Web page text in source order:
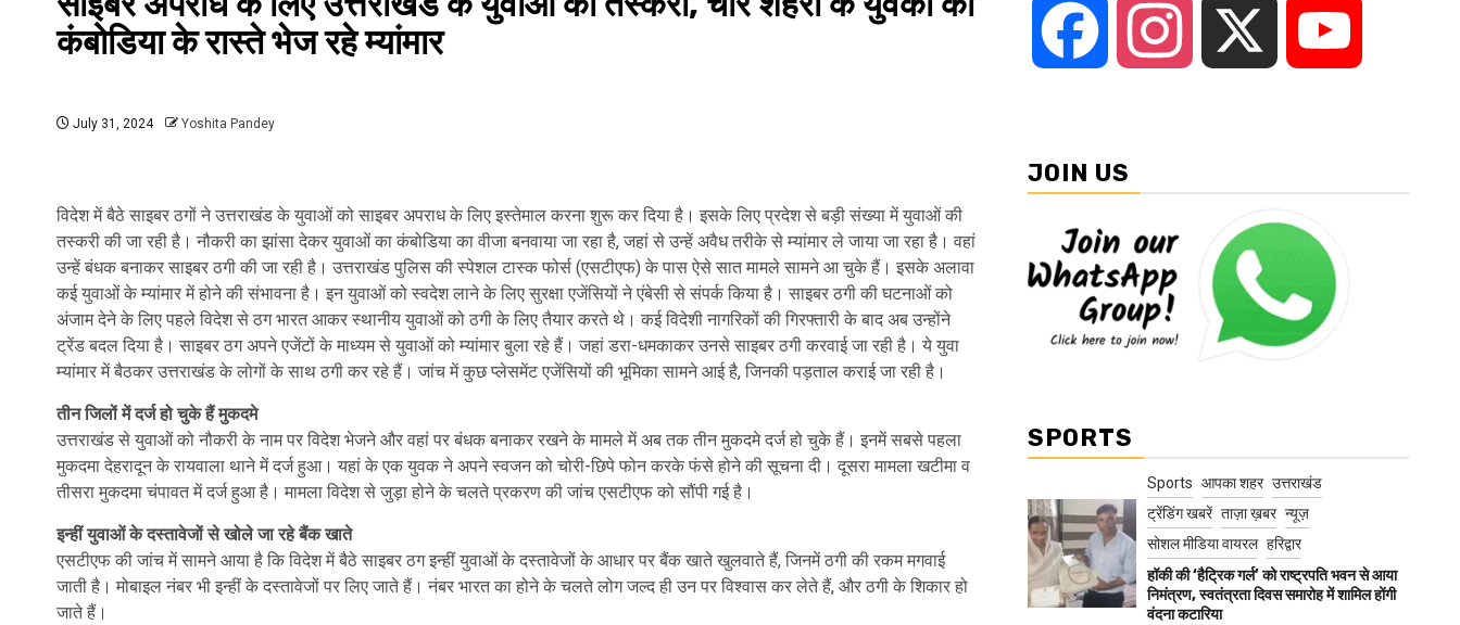
कंबोडिया के रास्ते भेज रहे म्‍यांमार
July 31, 2024 Yoshita Pandey
विदेश में बैठे साइबर ठगों ने उत्तराखंड के युवाओं को साइबर अपराध के लिए इस्तेमाल करना शुरू कर दिया है। इसके लिए प्रदेश से बड़ी संख्या में युवाओं की
तस्करी की जा रही है। नौकरी का झांसा देकर युवाओं का कंबोडिया का वीजा बनवाया जा रहा है, जहां से उन्हें अवैध तरीके से म्यांमार ले जाया जा रहा है। वहां
उन्हें बंधक बनाकर साइबर ठगी की जा रही है। उत्तराखंड पुलिस की स्पेशल टास्क फोर्स (एसटीएफ) के पास ऐसे सात मामले सामने आ चुके हैं। इसके अलावा
कई युवाओं के म्यांमार में होने की संभावना है। इन युवाओं को स्वदेश लाने के लिए सुरक्षा एजेंसियों ने एंबेसी से संपर्क किया है। साइबर ठगी की घटनाओं को
अंजाम देने के लिए पहले विदेश से ठग भारत आकर स्थानीय युवाओं को ठगी के लिए तैयार करते थे। कई विदेशी नागरिकों की गिरफ्तारी के बाद अब उन्होंने
ट्रेंड बदल दिया है। साइबर ठग अपने एजेंटों के माध्यम से युवाओं को म्यांमार बुला रहे हैं। जहां डरा-धमकाकर उनसे साइबर ठगी करवाई जा रही है। ये युवा
म्यांमार में बैठकर उत्तराखंड के लोगों के साथ ठगी कर रहे हैं। जांच में कुछ प्लेसमेंट एजेंसियों की भूमिका सामने आई है, जिनकी पड़ताल कराई जा रही है।
तीन जिलों में दर्ज हो चुके हैं मुकदमे
उत्तराखंड से युवाओं को नौकरी के नाम पर विदेश भेजने और वहां पर बंधक बनाकर रखने के मामले में अब तक तीन मुकदमे दर्ज हो चुके हैं। इनमें सबसे पहला
मुकदमा देहरादून के रायवाला थाने में दर्ज हुआ। यहां के एक युवक ने अपने स्वजन को चोरी-छिपे फोन करके फंसे होने की सूचना दी। दूसरा मामला खटीमा व
तीसरा मुकदमा चंपावत में दर्ज हुआ है। मामला विदेश से जुड़ा होने के चलते प्रकरण की जांच एसटीएफ को सौंपी गई है।
इन्हीं युवाओं के दस्तावेजों से खोले जा रहे बैंक खाते
एसटीएफ की जांच में सामने आया है कि विदेश में बैठे साइबर ठग इन्हीं युवाओं के दस्तावेजों के आधार पर बैंक खाते खुलवाते हैं, जिनमें ठगी की रकम मगवाई
जाती है। मोबाइल नंबर भी इन्हीं के दस्तावेजों पर लिए जाते हैं। नंबर भारत का होने के चलते लोग जल्द ही उन पर विश्वास कर लेते हैं, और ठगी के शिकार हो
जाते हैं।
Facebook Instagram
JOIN US
SPORTS
Sports आपका शहर उत्तराखंड
ट्रेंडिंग खबरें ताज़ा ख़बर न्यूज़
सोशल मीडिया वायरल हरिद्वार
हॉकी की ‘हैट्रिक गर्ल’ को राष्ट्रपति भवन से आया
निमंत्रण, स्वतंत्रता दिवस समारोह में शामिल होंगी
वंदना कटारिया